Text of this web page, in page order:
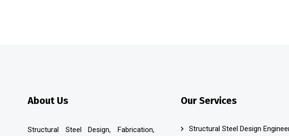
About Us
Structural Steel Design, Fabrication,
Our Services
Structural Steel Design